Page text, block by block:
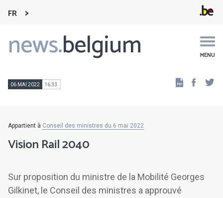
FR
news.belgium MENU
Main
navigation
06 MAI 2022 16:33
Appartient à Conseil des ministres du 6 mai 2022
Vision Rail 2040
Sur proposition du ministre de la Mobilité Georges
Gilkinet, le Conseil des ministres a approuvé